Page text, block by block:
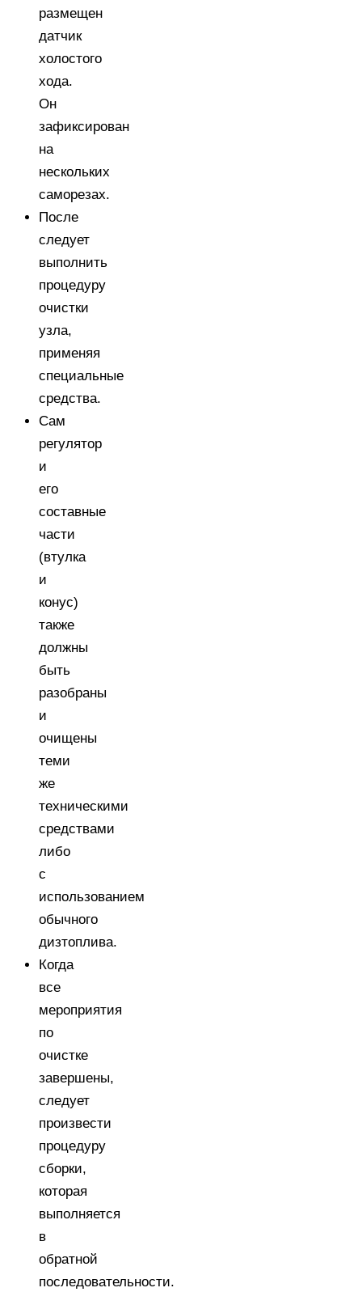
размещен
датчик
холостого
хода.
Он
зафиксирован
на
нескольких
саморезах.
После
следует
выполнить
процедуру
очистки
узла,
применяя
специальные
средства.
Сам
регулятор
и
его
составные
части
(втулка
и
конус)
также
должны
быть
разобраны
и
очищены
теми
же
техническими
средствами
либо
с
использованием
обычного
дизтоплива.
Когда
все
мероприятия
по
очистке
завершены,
следует
произвести
процедуру
сборки,
которая
выполняется
в
обратной
последовательности.